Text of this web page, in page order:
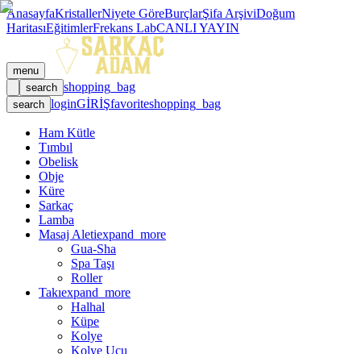
AnasayfaKristallerNiyete GöreBurçlarŞifa ArşiviDoğum
HaritasıEğitimlerFrekans LabCANLI YAYIN
menu
search shopping_bag
search loginGİRİŞfavoriteshopping_bag
Ham Kütle
Tımbıl
Obelisk
Obje
Küre
Sarkaç
Lamba
Masaj Aletiexpand_more
Gua-Sha
Spa Taşı
Roller
Takıexpand_more
Halhal
Küpe
Kolye
Kolye Ucu